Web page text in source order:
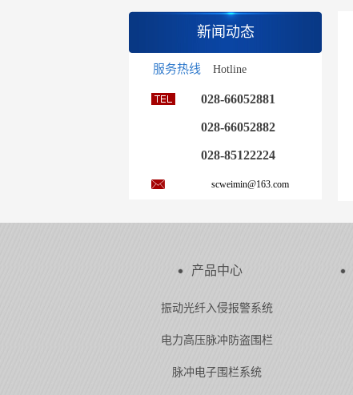
新闻动态
服务热线 Hotline
028-66052881
028-66052882
028-85122224
scweimin@163.com
产品中心
振动光纤入侵报警系统
电力高压脉冲防盗围栏
脉冲电子围栏系统